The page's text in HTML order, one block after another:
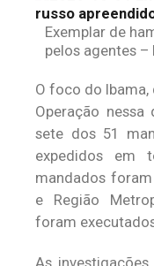
Exemplar de
pelos agentes
O foco do
Operação
sete dos 51
expedidos em
mandados
e Região
foram
As